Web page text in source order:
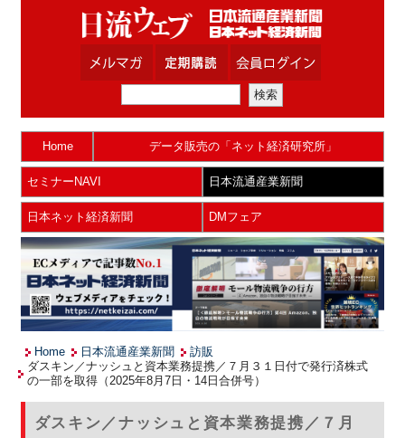
Home データ販売の「ネット経済研究所」
セミナーNAVI 日本流通産業新聞
日本ネット経済新聞 DMフェア
Home 日本流通産業新聞
訪販
ダスキン／ナッシュと資本業務提携／７月３１日付で発行済株式
の一部を取得（2025年8月7日・14日合併号）
ダスキン／ナッシュと資本業務提携／７月